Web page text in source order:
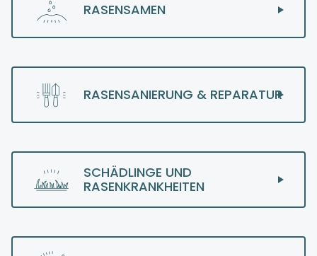
RASENSAMEN
RASENSANIERUNG & REPARATUR
SCHÄDLINGE UND
RASENKRANKHEITEN